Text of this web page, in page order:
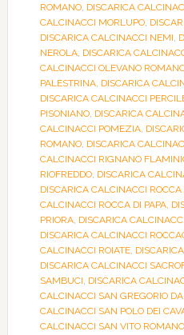
ROMANO, DISCARICA
CALCINACCI MORLUPO,
DISCARICA CALCINACCI NEMI,
NEROLA, DISCARICA
CALCINACCI OLEVANO
PALESTRINA, DISCARICA
DISCARICA CALCINACCI
PISONIANO, DISCARICA
CALCINACCI POMEZIA,
ROMANO, DISCARICA
CALCINACCI RIGNANO
RIOFREDDO, DISCARICA
DISCARICA CALCINACCI ROCCA
CALCINACCI ROCCA DI PAPA,
PRIORA, DISCARICA
DISCARICA CALCINACCI
CALCINACCI ROIATE,
DISCARICA CALCINACCI
SAMBUCI, DISCARICA
CALCINACCI SAN GREGORIO
CALCINACCI SAN POLO DEI
CALCINACCI SAN VITO ROMANO